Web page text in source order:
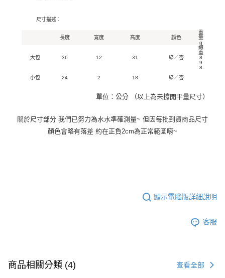
尺寸描述：
長度 寬度 高度 顏色
重
量
g
大包 36 12 31 綠／杏
總
重
8
9
8
小包
24 2 18 綠／杏
單位：公分 （以上為未撐開平量尺寸）
關於尺寸部分 我們已努力為水水準確測量~ 但因每批到貨商品尺寸
顏色會略有落差 約在正負2cm為正常範圍唷~
顯示電腦版詳細說明
客服
商品相關分類 (4) 查看全部